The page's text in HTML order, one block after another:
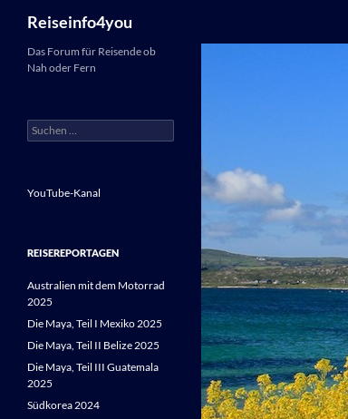
Inhalt
Reiseinfo4you
Das Forum für Reisende ob
Nah oder Fern
Suchen
nach:
YouTube-Kanal
REISEREPORTAGEN
Australien mit dem Motorrad
2025
Die Maya, Teil I Mexiko 2025
Die Maya, Teil II Belize 2025
Die Maya, Teil III Guatemala
2025
Südkorea 2024